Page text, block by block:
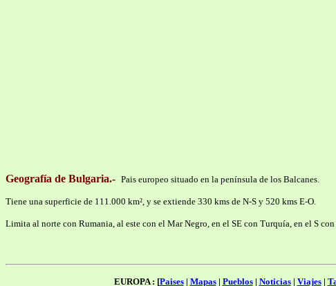
Geografía de Bulgaria.- Pais europeo situado en la península de los Balcanes.
Tiene una superficie de 111.000 km², y se extiende 330 kms de N-S y 520 kms E-O.
Limita al norte con Rumania, al este con el Mar Negro, en el SE con Turquía, en el S
EUROPA : [Paises| Mapas| Pueblos| Noticias| Viajes|